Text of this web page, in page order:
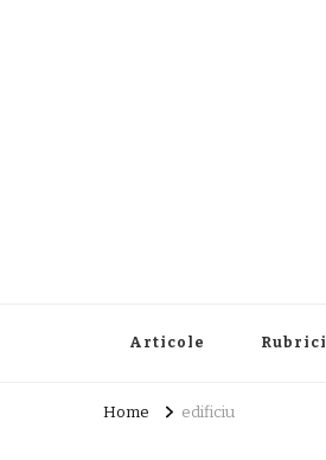
Articole Rubrici
Home edificiu